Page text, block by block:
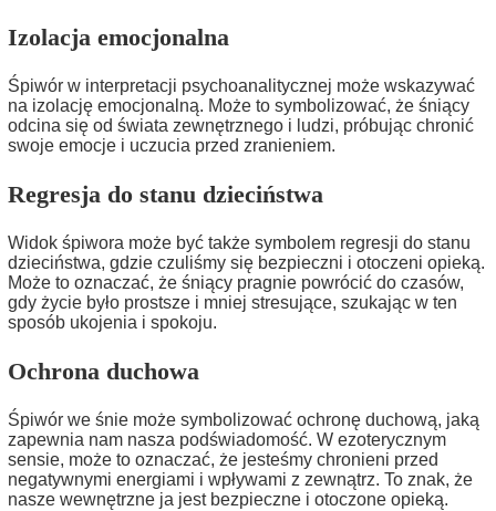
Izolacja emocjonalna
Śpiwór w interpretacji psychoanalitycznej może wskazywać
na izolację emocjonalną. Może to symbolizować, że śniący
odcina się od świata zewnętrznego i ludzi, próbując chronić
swoje emocje i uczucia przed zranieniem.
Regresja do stanu dzieciństwa
Widok śpiwora może być także symbolem regresji do stanu
dzieciństwa, gdzie czuliśmy się bezpieczni i otoczeni opieką.
Może to oznaczać, że śniący pragnie powrócić do czasów,
gdy życie było prostsze i mniej stresujące, szukając w ten
sposób ukojenia i spokoju.
Ochrona duchowa
Śpiwór we śnie może symbolizować ochronę duchową, jaką
zapewnia nam nasza podświadomość. W ezoterycznym
sensie, może to oznaczać, że jesteśmy chronieni przed
negatywnymi energiami i wpływami z zewnątrz. To znak, że
nasze wewnętrzne ja jest bezpieczne i otoczone opieką.